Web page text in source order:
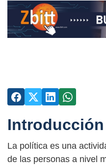
Introducción
La política es una
de las personas a nivel